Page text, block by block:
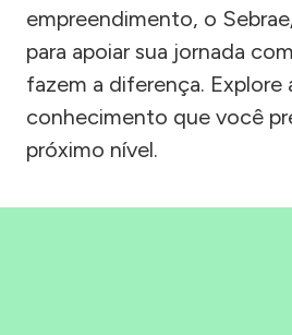
empreendimento, o
para apoiar sua jornada
fazem a diferença. Explore
conhecimento que você
próximo nível.